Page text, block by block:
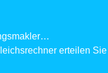
erteilen Sie